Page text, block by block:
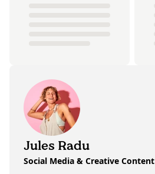
Jules Radu
Social Media & Creative Content